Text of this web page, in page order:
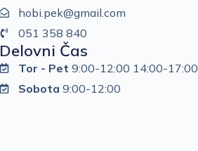
hobi.pek@gmail.com
051 358 840
Delovni Čas
Tor - Pet 9:00-12:00 14:00-17:00
Sobota 9:00-12:00